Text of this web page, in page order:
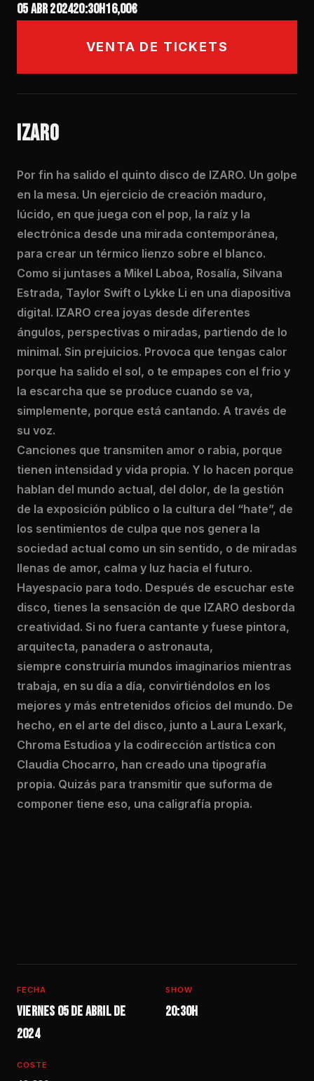
05 abr 202420:30h16,00€
VENTA DE TICKETS
IZARO
Por fin ha salido el quinto disco de IZARO. Un golpe
en la mesa. Un ejercicio de creación maduro,
lúcido, en que juega con el pop, la raíz y la
electrónica desde una mirada contemporánea,
para crear un térmico lienzo sobre el blanco.
Como si juntases a Mikel Laboa, Rosalía, Silvana
Estrada, Taylor Swift o Lykke Li en una diapositiva
digital. IZARO crea joyas desde diferentes
ángulos, perspectivas o miradas, partiendo de lo
minimal. Sin prejuicios. Provoca que tengas calor
porque ha salido el sol, o te empapes con el frio y
la escarcha que se produce cuando se va,
simplemente, porque está cantando. A través de
su voz.
Canciones que transmiten amor o rabia, porque
tienen intensidad y vida propia. Y lo hacen porque
hablan del mundo actual, del dolor, de la gestión
de la exposición público o la cultura del “hate”, de
los sentimientos de culpa que nos genera la
sociedad actual como un sin sentido, o de miradas
llenas de amor, calma y luz hacia el futuro.
Hayespacio para todo. Después de escuchar este
disco, tienes la sensación de que IZARO desborda
creatividad. Si no fuera cantante y fuese pintora,
arquitecta, panadera o astronauta,
siempre construiría mundos imaginarios mientras
trabaja, en su día a día, convirtiéndolos en los
mejores y más entretenidos oficios del mundo. De
hecho, en el arte del disco, junto a Laura Lexark,
Chroma Estudioa y la codirección artística con
Claudia Chocarro, han creado una tipografía
propia. Quizás para transmitir que suforma de
componer tiene eso, una caligrafía propia.
FECHA
Viernes 05 de abril de
2024
SHOW
20:30h
COSTE